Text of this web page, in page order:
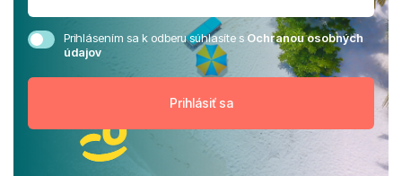
Prihlásením sa k odberu súhlasíte sOchranou osobných
údajov